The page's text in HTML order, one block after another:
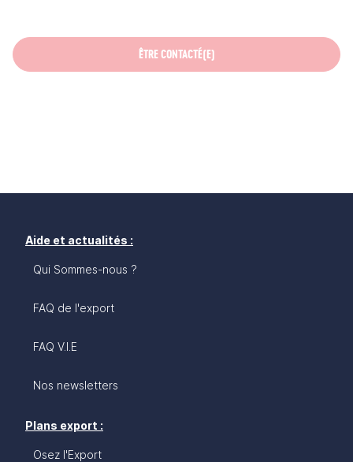
ÊTRE CONTACTÉ(E)
Aide et actualités :
Qui Sommes-nous ?
FAQ de l'export
FAQ V.I.E
Nos newsletters
Plans export :
Osez l'Export